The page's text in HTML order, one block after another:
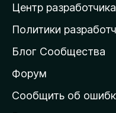
д
о
а
ш
н
Центр разработчика
Политики
Блог Сообщества
Форум
Сообщить об